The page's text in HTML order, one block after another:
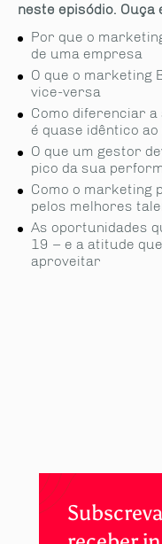
neste episódio. Ouça
Por que o
de uma empresa
O que o marketing
vice-versa
Como diferenciar
é quase idêntico
O que um gestor
pico da sua
Como o marketing
pelos melhores
As oportunidades
19 – e a atitude
aproveitar